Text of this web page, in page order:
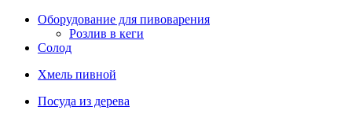
Оборудование для пивоварения
Розлив в кеги
Солод
Хмель пивной
Посуда из дерева